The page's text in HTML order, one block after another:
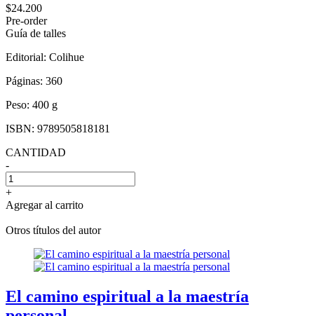
$24.200
Pre-order
Guía de talles
Editorial: Colihue
Páginas: 360
Peso: 400 g
ISBN: 9789505818181
CANTIDAD
-
+
Agregar al carrito
Otros títulos del autor
El camino espiritual a la maestría